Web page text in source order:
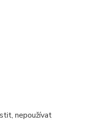
nepoužívat